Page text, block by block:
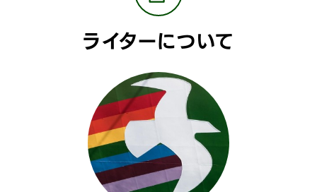
ライターについて